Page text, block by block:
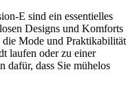
E sind ein essentielles
Designs und Komforts
Mode und Praktikabilität
laufen oder zu einer
dafür, dass Sie mühelos